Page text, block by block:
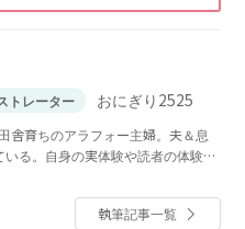
トレーター おにぎり2525
舎育ちのアラフォー主婦。夫＆息
る。自身の実体験や読者の体験談
執筆記事一覧